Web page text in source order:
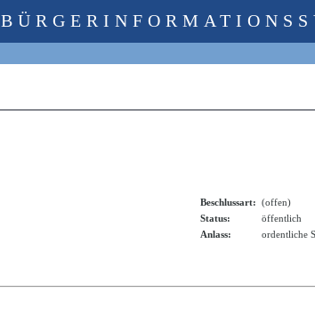
Beschlussart: (offen)
Status:
öffentlich
Anlass:
ordentliche